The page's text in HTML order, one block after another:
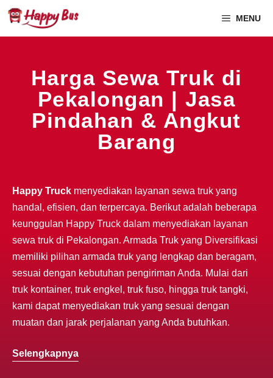
MENU
Harga Sewa Truk di
Pekalongan | Jasa
Pindahan & Angkut
Barang
Happy Truck menyediakan layanan sewa truk yang
handal, efisien, dan terpercaya. Berikut adalah beberapa
keunggulan Happy Truck dalam menyediakan layanan
sewa truk di Pekalongan. Armada Truk yang Diversifikasi
memiliki pilihan armada truk yang lengkap dan beragam,
sesuai dengan kebutuhan pengiriman Anda. Mulai dari
truk kontainer, truk engkel, truk fuso, hingga truk tangki,
kami dapat menyediakan truk yang sesuai dengan
muatan dan jarak perjalanan yang Anda butuhkan.
Selengkapnya